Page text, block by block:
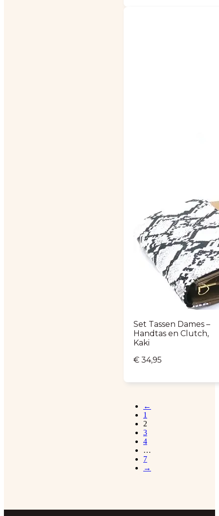
Set Tassen Dames –
Handtas en Clutch,
Kaki
€ 34,95
←
1
2
3
4
…
7
→